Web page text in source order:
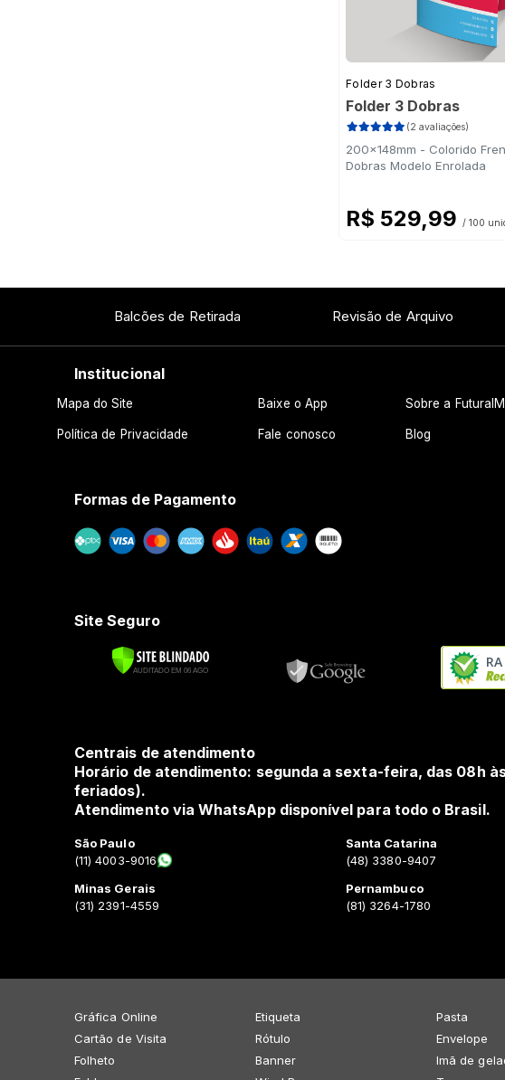
Folder 3 Dobras
Folder 3 Dobras
(2 avaliações)
200x148mm - Colorido
Dobras Modelo Enrolada
R$ 529,99 / 100
Balcões de Retirada Revisão de Arquivo
Institucional
Mapa do Site Baixe o App Sobre a FuturaIM
Política de Privacidade Fale conosco Blog
Formas de Pagamento
Site Seguro
Centrais de atendimento
Horário de atendimento: segunda a sexta-feira, das 08h
feriados).
Atendimento via WhatsApp disponível para todo o Brasil.
São Paulo
(11) 4003-9016
Minas Gerais
(31) 2391-4559
Santa Catarina
(48) 3380-9407
Pernambuco
(81) 3264-1780
Gráfica Online
Cartão de Visita
Folheto
Etiqueta
Rótulo
Banner
Pasta
Envelope
Imã de